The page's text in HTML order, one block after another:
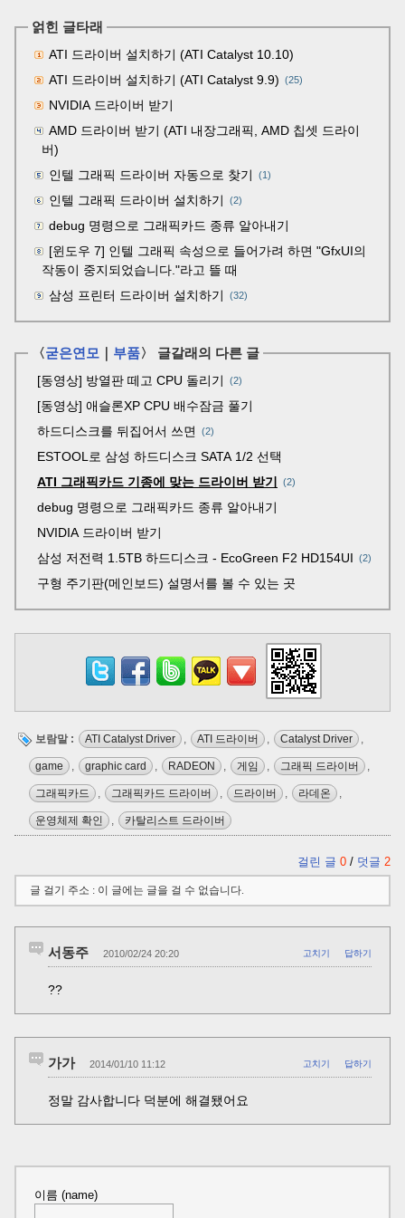
얽힌 글타래
ATI 드라이버 설치하기 (ATI Catalyst 10.10)
ATI 드라이버 설치하기 (ATI Catalyst 9.9) (25)
NVIDIA 드라이버 받기
AMD 드라이버 받기 (ATI 내장그래픽, AMD 칩셋 드라이
버)
인텔 그래픽 드라이버 자동으로 찾기
(1)
인텔 그래픽 드라이버 설치하기 (2)
debug 명령으로 그래픽카드 종류 알아내기
[윈도우 7] 인텔 그래픽 속성으로 들어가려 하면 "GfxUI의
작동이 중지되었습니다."라고 뜰 때
삼성 프린터 드라이버 설치하기
(32)
〈굳은연모 부품〉 글갈래의 다른 글
[동영상] 방열판 떼고 CPU 돌리기 2
[동영상] 애슬론XP CPU 배수잠금 풀기
하드디스크를 뒤집어서 쓰면
2
ESTOOL로 삼성 하드디스크 SATA 1/2 선택
ATI 그래픽카드 기종에 맞는 드라이버 받기
2
debug 명령으로 그래픽카드 종류 알아내기
NVIDIA 드라이버 받기
삼성 저전력 1.5TB 하드디스크 - EcoGreen F2 HD154UI
2
구형 주기판(메인보드) 설명서를 볼 수 있는 곳
보람말 : ATI Catalyst Driver ATI 드라이버 Catalyst Driver
game graphic card RADEON 게임 그래픽 드라이버
그래픽카드 그래픽카드 드라이버 드라이버 라데온
운영체제 확인 카탈리스트 드라이버
걸린 글 0 / 덧글 2
글 걸기 주소 : 이 글에는 글을 걸 수 없습니다.
서동주 2010/02/24 20:20 고치기 답하기
??
가가 2014/01/10 11:12 고치기 답하기
정말 감사합니다 덕분에 해결됐어요
이름 (name)